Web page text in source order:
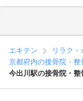
エキテン リラク・
京都府内の接骨院・整
今出川駅の接骨院・整